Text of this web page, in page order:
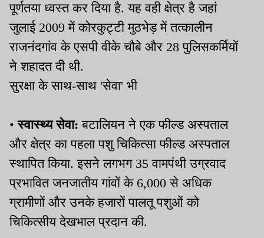
पूर्णतया ध्वस्त कर दिया है. यह वही क्षेत्र है जहां
जुलाई 2009 में कोरकुट्टी मुठभेड़ में तत्कालीन
राजनंदगांव के एसपी वीके चौबे और 28 पुलिसकर्मियों
ने शहादत दी थी.
सुरक्षा के साथ-साथ 'सेवा' भी
•स्वास्थ्य सेवा:बटालियन ने एक फील्ड अस्पताल
और क्षेत्र का पहला पशु चिकित्सा फील्ड अस्पताल
स्थापित किया. इसने लगभग 35 वामपंथी उग्रवाद
प्रभावित जनजातीय गांवों के 6,000 से अधिक
ग्रामीणों और उनके हजारों पालतू पशुओं को
चिकित्सीय देखभाल प्रदान की.